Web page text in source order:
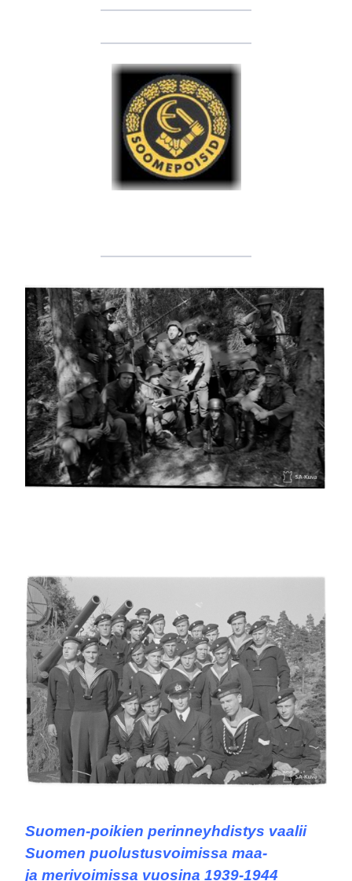
Suomen-poikien perinneyhdistys vaalii
Suomen puolustusvoimissa maa-
ja merivoimissa vuosina 1939-1944